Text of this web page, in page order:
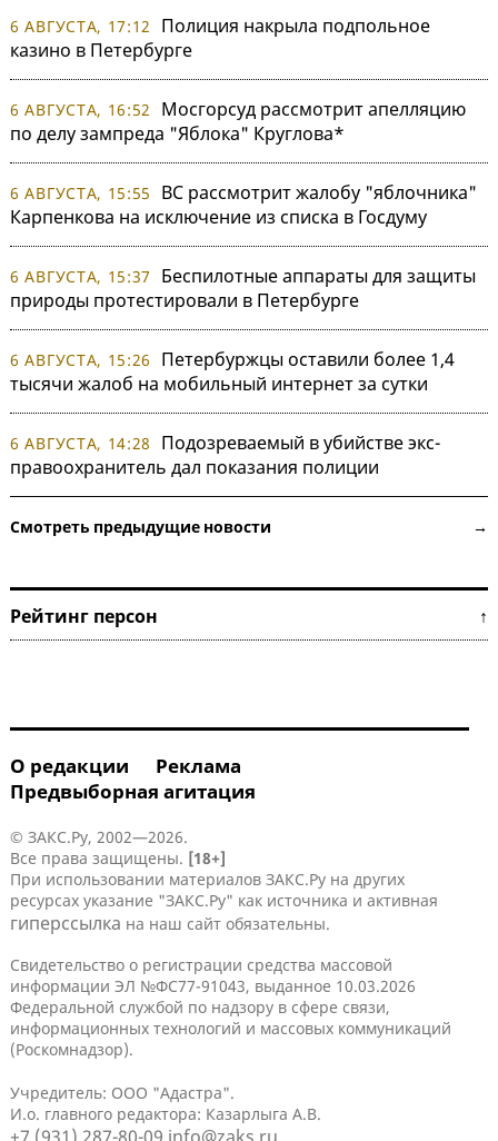
6 АВГУСТА, 17:12
Полиция накрыла подпольное
казино в Петербурге
6 АВГУСТА, 16:52
Мосгорсуд рассмотрит апелляцию
по делу зампреда "Яблока" Круглова*
6 АВГУСТА, 15:55
ВС рассмотрит жалобу "яблочника"
Карпенкова на исключение из списка в Госдуму
6 АВГУСТА, 15:37
Беспилотные аппараты для защиты
природы протестировали в Петербурге
6 АВГУСТА, 15:26
Петербуржцы оставили более 1,4
тысячи жалоб на мобильный интернет за сутки
6 АВГУСТА, 14:28
Подозреваемый в убийстве экс-
правоохранитель дал показания полиции
Смотреть предыдущие новости →
Рейтинг персон ↑
О редакции
Реклама
Предвыборная агитация
© ЗАКС.Ру, 2002—2026.
Все права защищены. [18+]
При использовании материалов ЗАКС.Ру на других
ресурсах указание "ЗАКС.Ру" как источника и активная
гиперссылка на наш сайт обязательны.
Свидетельство о регистрации средства массовой
информации ЭЛ №ФС77-91043, выданное 10.03.2026
Федеральной службой по надзору в сфере связи,
информационных технологий и массовых коммуникаций
(Роскомнадзор).
Учредитель: ООО "Адастра".
И.о. главного редактора: Казарлыга А.В.